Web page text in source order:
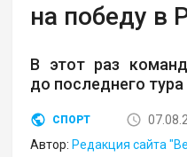
на победу в
В этот раз
до последнего тура
СПОРТ
Автор: Редакция сайта